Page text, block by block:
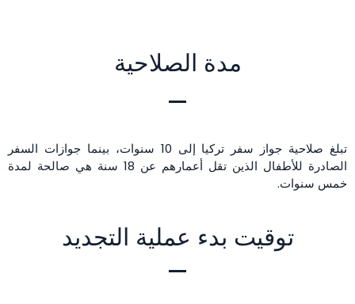
مدة الصلاحية
تبلغ صلاحية جواز سفر تركيا إلى 10 سنوات، بينما جوازات السفر
الصادرة للأطفال الذين تقل أعمارهم عن 18 سنة هي صالحة لمدة
خمس سنوات.
توقيت بدء عملية التجديد